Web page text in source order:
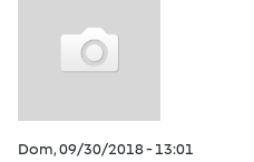
Dom, 09/30/2018 - 13:01